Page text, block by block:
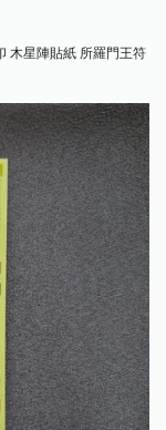
木星陣貼紙 所羅門王符